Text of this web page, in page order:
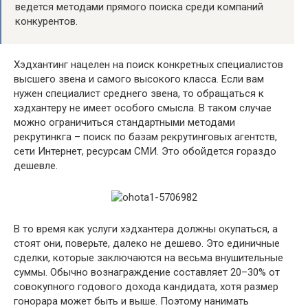
ведется методами прямого поиска среди компаний
конкурентов.
Хэдхантинг нацелен на поиск конкретных специалистов
высшего звена и самого высокого класса. Если вам
нужен специалист среднего звена, то обращаться к
хэдхантеру не имеет особого смысла. В таком случае
можно ограничиться стандартными методами
рекрутинкга – поиск по базам рекрутинговых агентств,
сети Интернет, ресурсам СМИ. Это обойдется гораздо
дешевле.
В то время как услуги хэдхантера должны окупаться, а
стоят они, поверьте, далеко не дешево. Это единичные
сделки, которые заключаются на весьма внушительные
суммы. Обычно вознаграждение составляет 20–30% от
совокупного годового дохода кандидата, хотя размер
гонорара может быть и выше. Поэтому нанимать